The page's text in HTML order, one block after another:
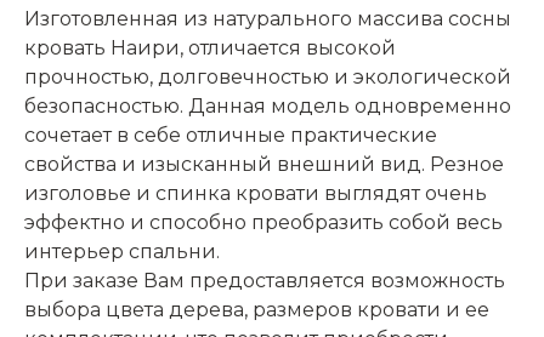
Изготовленная из натурального массива сосны
кровать Наири, отличается высокой
прочностью, долговечностью и экологической
безопасностью. Данная модель одновременно
сочетает в себе отличные практические
свойства и изысканный внешний вид. Резное
изголовье и спинка кровати выглядят очень
эффектно и способно преобразить собой весь
интерьер спальни.
При заказе Вам предоставляется возможность
выбора цвета дерева, размеров кровати и ее